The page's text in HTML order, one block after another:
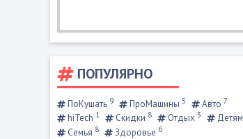
ПОПУЛЯРНО
ПоКушать 9 ПроМашины 5 Авто 7
hiTech 1 Скидки 8 Отдых 3 Детям
Семья 8 Здоровье 6